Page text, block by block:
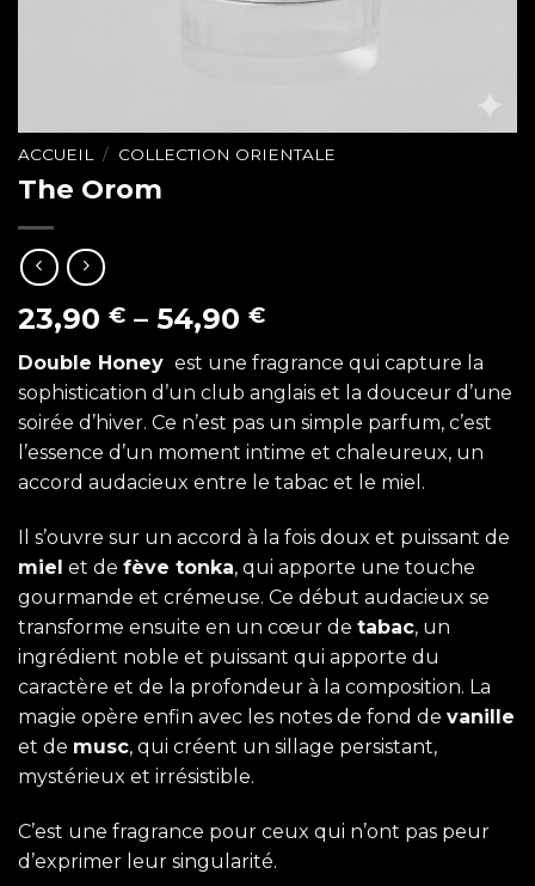
ACCUEIL / COLLECTION ORIENTALE
The Orom
23,90 € – 54,90 €
Double Honey est une fragrance qui capture la
sophistication d’un club anglais et la douceur d’une
soirée d’hiver. Ce n’est pas un simple parfum, c’est
l’essence d’un moment intime et chaleureux, un
accord audacieux entre le tabac et le miel.
Il s’ouvre sur un accord à la fois doux et puissant de
miel et de fève tonka, qui apporte une touche
gourmande et crémeuse. Ce début audacieux se
transforme ensuite en un cœur de tabac, un
ingrédient noble et puissant qui apporte du
caractère et de la profondeur à la composition. La
magie opère enfin avec les notes de fond de vanille
et de musc, qui créent un sillage persistant,
mystérieux et irrésistible.
C’est une fragrance pour ceux qui n’ont pas peur
d’exprimer leur singularité.